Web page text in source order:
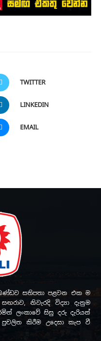
TWITTER
LINKEDIN
EMAIL
සතිපතා පළවන එක ම
නිවැරදි විද්‍යා දැනුම
ලංකාවේ සිසු දරු දැරියන්
කිරීම උදෙසා කැප වී